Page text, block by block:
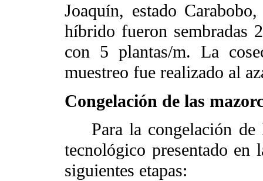
Joaquín, estado
híbrido fueron sembradas
con 5 plantas/m. La
muestreo fue realizado al
Congelación de las
Para la congelación de
tecnológico presentado en
siguientes etapas: